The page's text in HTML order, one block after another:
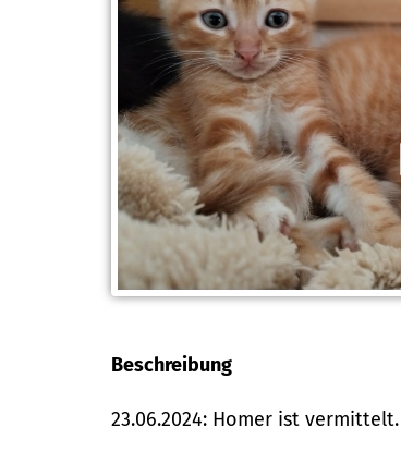
Beschreibung
23.06.2024: Homer ist vermittelt.